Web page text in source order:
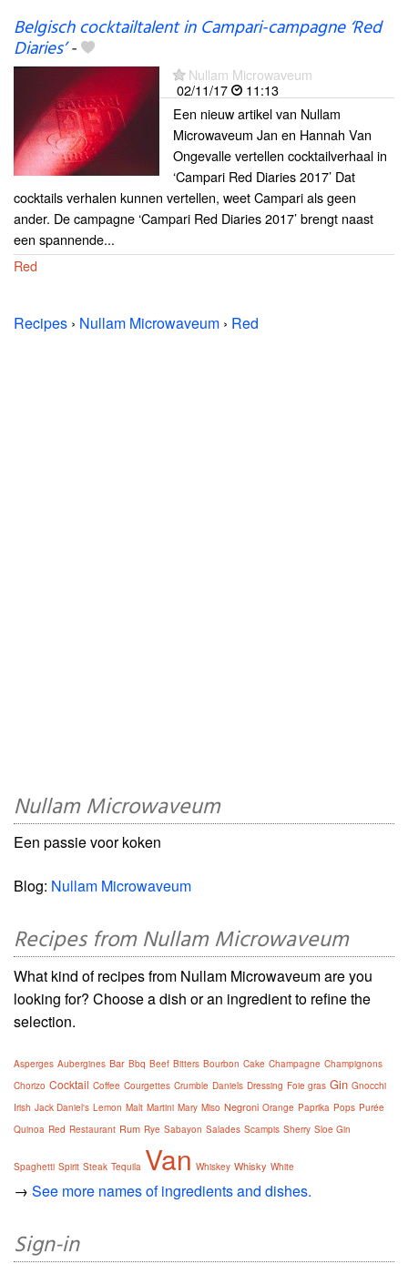
Belgisch cocktailtalent in Campari-campagne ‘Red
Diaries’-
Nullam Microwaveum
02/11/17
11:13
Een nieuw artikel van Nullam
Microwaveum Jan en Hannah Van
Ongevalle vertellen cocktailverhaal in
‘Campari Red Diaries 2017’ Dat
cocktails verhalen kunnen vertellen, weet Campari als geen
ander. De campagne ‘Campari Red Diaries 2017’ brengt naast
een spannende...
Red
Recipes › Nullam Microwaveum › Red
Nullam Microwaveum
Een passie voor koken
Blog: Nullam Microwaveum
Recipes from Nullam Microwaveum
What kind of recipes from Nullam Microwaveum are you
looking for? Choose a dish or an ingredient to refine the
selection.
Asperges Aubergines Bar Bbq Beef Bitters Bourbon Cake Champagne Champignons
Chorizo Cocktail Coffee Courgettes Crumble Daniels Dressing Foie gras Gin Gnocchi
Irish Jack Daniel's Lemon Malt Martini Mary Miso Negroni Orange Paprika Pops Purée
Quinoa Red Restaurant Rum Rye Sabayon Salades Scampis Sherry Sloe Gin
Spaghetti Spirit Steak Tequila Van Whiskey Whisky White
→ See more names of ingredients and dishes.
Sign-in